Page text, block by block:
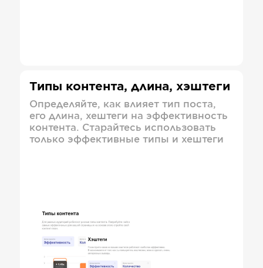
Типы контента, длина, хэштеги
Определяйте, как влияет тип поста,
его длина, хештеги на эффективность
контента. Старайтесь использовать
только эффективные типы и хештеги